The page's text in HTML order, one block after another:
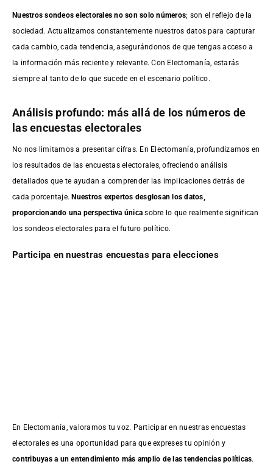
Nuestros sondeos electorales no son solo números; son el reflejo de la
sociedad. Actualizamos constantemente nuestros datos para capturar
cada cambio, cada tendencia, asegurándonos de que tengas acceso a
la información más reciente y relevante. Con Electomanía, estarás
siempre al tanto de lo que sucede en el escenario político.
Análisis profundo: más allá de los números de
las encuestas electorales
No nos limitamos a presentar cifras. En Electomanía, profundizamos en
los resultados de las encuestas electorales, ofreciendo análisis
detallados que te ayudan a comprender las implicaciones detrás de
cada porcentaje.Nuestros expertos desglosan los datos,
proporcionando una perspectiva única sobre lo que realmente significan
los sondeos electorales para el futuro político.
Participa en nuestras encuestas para elecciones
En Electomanía, valoramos tu voz. Participar en nuestras encuestas
electorales es una oportunidad para que expreses tu opinión y
contribuyas a un entendimiento más amplio de las tendencias políticas.